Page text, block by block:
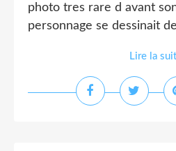
photo tres rare d avant
personnage se dessinait
Lire la